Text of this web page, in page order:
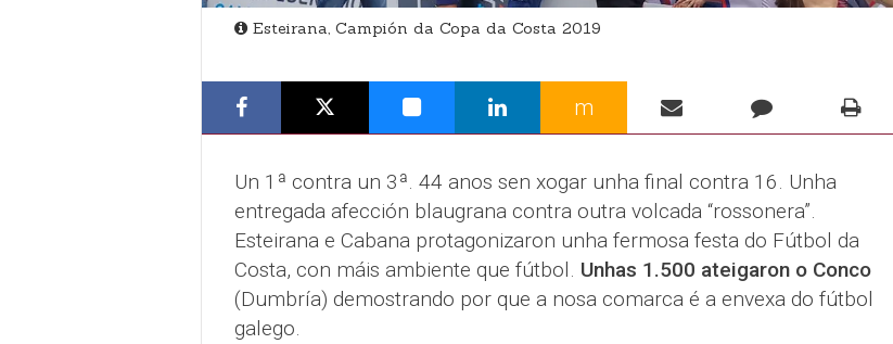
Esteirana, Campión da Copa da Costa 2019
m
Un 1ª contra un 3ª. 44 anos sen xogar unha final contra 16. Unha
entregada afección blaugrana contra outra volcada “rossonera”.
Esteirana e Cabana protagonizaron unha fermosa festa do Fútbol da
Costa, con máis ambiente que fútbol. Unhas 1.500 ateigaron o Conco
(Dumbría) demostrando por que a nosa comarca é a envexa do fútbol
galego.